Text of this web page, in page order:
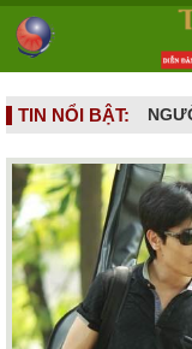
TIN NỔI BẬT:NGƯỜI CAO TUỔI VÀ NHỮNG CẠM BẪY DỊCH VỤ HIỆN ĐẠI - Khi khát vọng sống vui ở tuổi già bị dẫn dụ vào mê cung hợp đồng kỳ nghỉ